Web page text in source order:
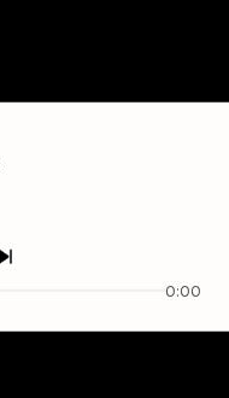
0:00